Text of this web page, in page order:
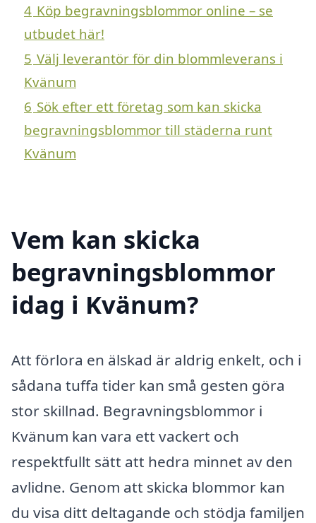
4 Köp begravningsblommor online – se
utbudet här!
5 Välj leverantör för din blommleverans i
Kvänum
6 Sök efter ett företag som kan skicka
begravningsblommor till städerna runt
Kvänum
Vem kan skicka
begravningsblommor
idag i Kvänum?
Att förlora en älskad är aldrig enkelt, och i
sådana tuffa tider kan små gesten göra
stor skillnad. Begravningsblommor i
Kvänum kan vara ett vackert och
respektfullt sätt att hedra minnet av den
avlidne. Genom att skicka blommor kan
du visa ditt deltagande och stödja familjen